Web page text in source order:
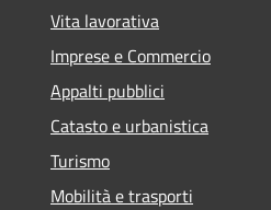
Vita lavorativa
Imprese e Commercio
Appalti pubblici
Catasto e urbanistica
Turismo
Mobilità e trasporti